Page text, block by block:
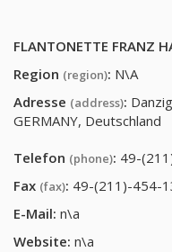
FLANTONETTE FRANZ
Region (region): N\A
Adresse (address):
GERMANY, Deutschland
Telefon (phone): 49-
Fax (fax): 49-(211)-454-
E-Mail: n\a
Website: n\a